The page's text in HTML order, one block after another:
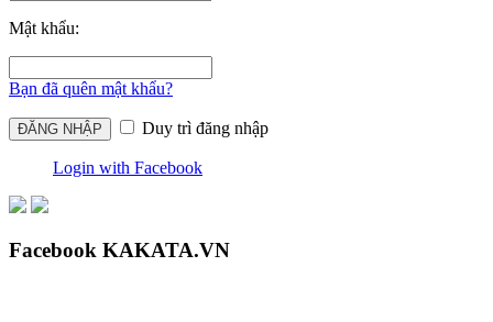
Mật khẩu:
Bạn đã quên mật khẩu?
Duy trì đăng nhập
Login with Facebook
Facebook KAKATA.VN